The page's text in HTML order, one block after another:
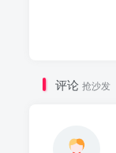
评论 抢沙发